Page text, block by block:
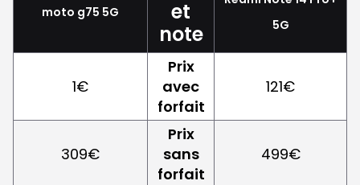
moto g75 5G
et
note
5G
1€
Prix
avec
forfait
121€
309€
Prix
sans
forfait
499€